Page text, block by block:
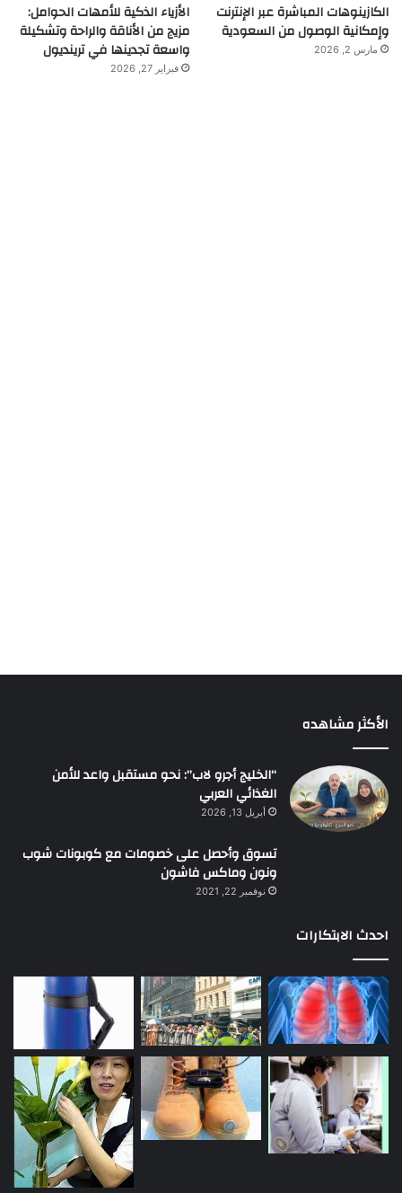
الكازينوهات المباشرة عبر الإنترنت
وإمكانية الوصول من السعودية
مارس 2, 2026
الأزياء الذكية للأمهات الحوامل:
مزيج من الأناقة والراحة وتشكيلة
واسعة تجدينها في ترينديول
فبراير 27, 2026
الأكثر مشاهده
“الخليج أجرو لاب”: نحو مستقبل واعد للأمن
الغذائي العربي
أبريل 13, 2026
تسوق وأحصل على خصومات مع كوبونات شوب
ونون وماكس فاشون
نوفمبر 22, 2021
احدث الابتكارات